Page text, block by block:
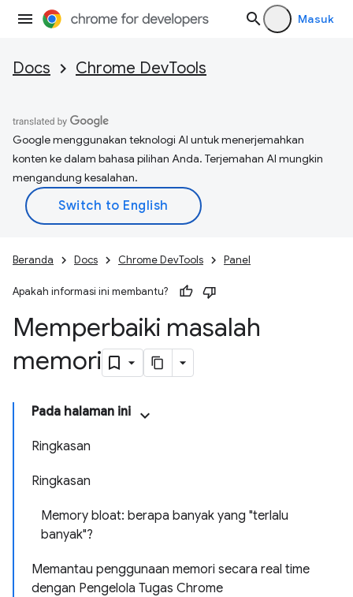
Masuk
Docs Chrome DevTools
Google menggunakan teknologi AI untuk menerjemahkan
konten ke dalam bahasa pilihan Anda. Terjemahan AI mungkin
mengandung kesalahan.
Beranda Docs Chrome DevTools Panel
Apakah informasi ini membantu?
Memperbaiki masalah
memori
Pada halaman ini
Ringkasan
Ringkasan
Memory bloat: berapa banyak yang "terlalu
banyak"?
Memantau penggunaan memori secara real time
dengan Pengelola Tugas Chrome